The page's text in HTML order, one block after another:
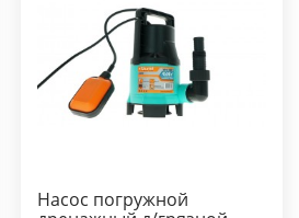
Насос погружной